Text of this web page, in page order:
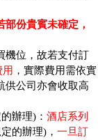
份貴賓未確定，
機位，故若支付訂
，實際費用需依實
供公司亦會收取高
辦理)： 酒店系列
的辦理)， 一旦訂